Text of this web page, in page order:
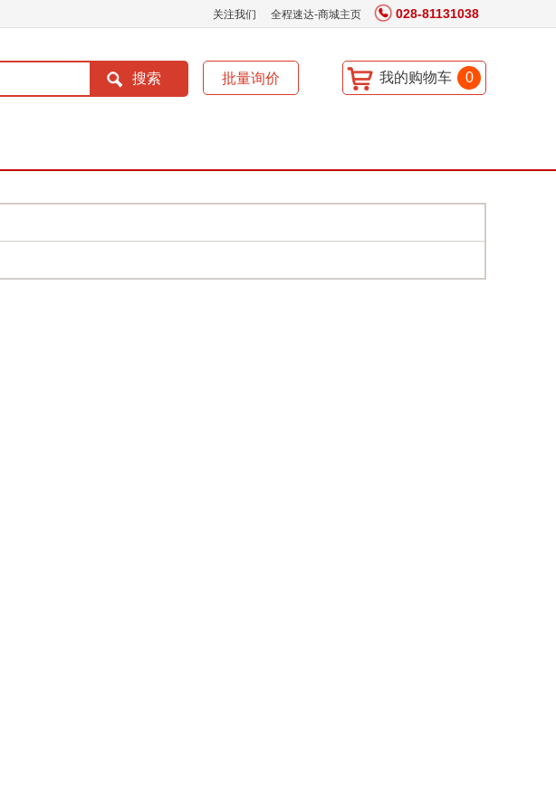
关注我们 全程速达-商城主页 028-81131038
我的购物车 0